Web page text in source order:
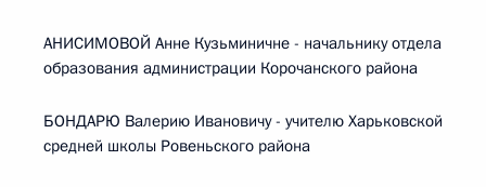
АНИСИМОВОЙ Анне Кузьминичне - начальнику отдела
образования администрации Корочанского района
БОНДАРЮ Валерию Ивановичу - учителю Харьковской
средней школы Ровеньского района